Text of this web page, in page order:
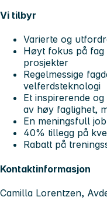
Vi tilbyr
Varierte og
Høyt fokus på
prosjekter
Regelmessige
velferdsteknologi
Et inspirerende
av høy faglighet,
En meningsfull
40% tillegg på
Rabatt på
Kontaktinformasjon
Camilla Lorentzen,